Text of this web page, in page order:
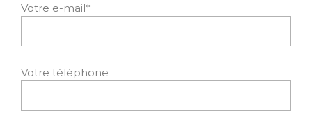
Votre e-mail*
Votre téléphone